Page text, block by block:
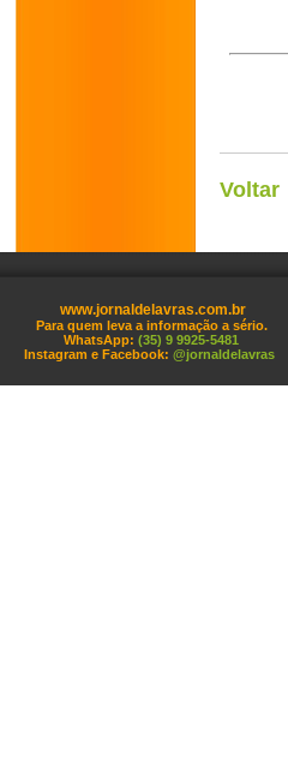
Voltar
www.jornaldelavras.com.br
Para quem leva a informação a sério.
WhatsApp: (35) 9 9925-5481
Instagram e Facebook: @jornaldelavras